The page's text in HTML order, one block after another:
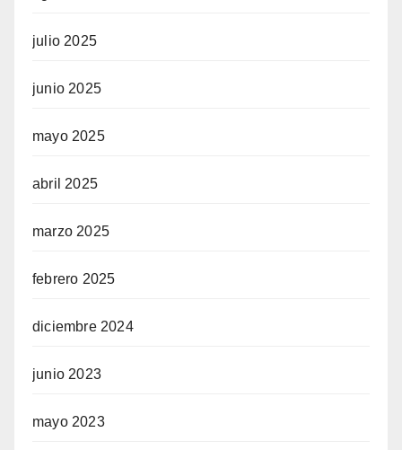
julio 2025
junio 2025
mayo 2025
abril 2025
marzo 2025
febrero 2025
diciembre 2024
junio 2023
mayo 2023